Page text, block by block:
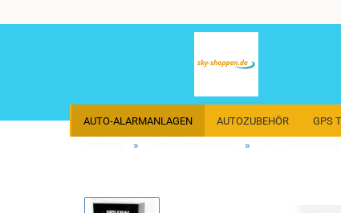
AUTO-ALARMANLAGEN AUTOZUBEHÖR GPS
» »